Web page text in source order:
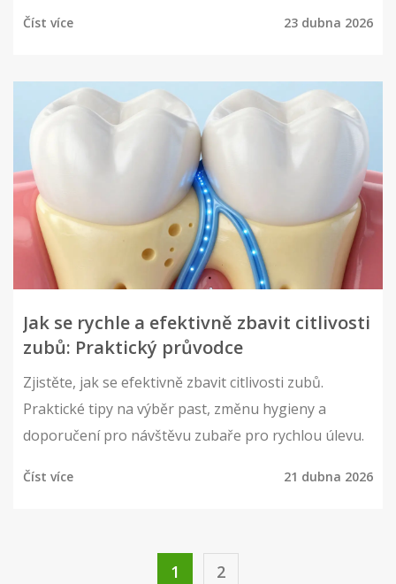
Číst více 23 dubna 2026
Jak se rychle a efektivně zbavit citlivosti
zubů: Praktický průvodce
Zjistěte, jak se efektivně zbavit citlivosti zubů.
Praktické tipy na výběr past, změnu hygieny a
doporučení pro návštěvu zubaře pro rychlou úlevu.
Číst více 21 dubna 2026
1 2